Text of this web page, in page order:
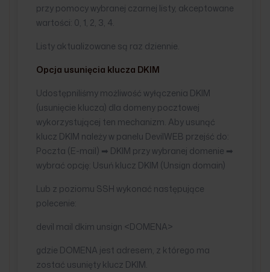
przy pomocy wybranej czarnej listy, akceptowane
wartości: 0, 1, 2, 3, 4.
Listy aktualizowane są raz dziennie.
Opcja usunięcia klucza DKIM
Udostępniliśmy możliwość wyłączenia DKIM
(usunięcie klucza) dla domeny pocztowej
wykorzystującej ten mechanizm. Aby usunąć
klucz DKIM należy w panelu DevilWEB przejść do:
Poczta (E-mail) ➡ DKIM przy wybranej domenie ➡
wybrać opcję: Usuń klucz DKIM (Unsign domain)
Lub z poziomu SSH wykonać następujące
polecenie:
devil mail dkim unsign <DOMENA>
gdzie DOMENA jest adresem, z którego ma
zostać usunięty klucz DKIM.